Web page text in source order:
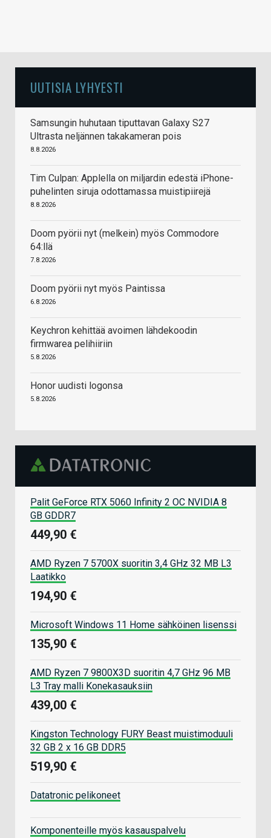
UUTISIA LYHYESTI
Samsungin huhutaan tiputtavan Galaxy S27
Ultrasta neljännen takakameran pois
8.8.2026
Tim Culpan: Applella on miljardin edestä iPhone-
puhelinten siruja odottamassa muistipiirejä
8.8.2026
Doom pyörii nyt (melkein) myös Commodore
64:llä
7.8.2026
Doom pyörii nyt myös Paintissa
6.8.2026
Keychron kehittää avoimen lähdekoodin
firmwarea pelihiiriin
5.8.2026
Honor uudisti logonsa
5.8.2026
Palit GeForce RTX 5060 Infinity 2 OC NVIDIA 8
GB GDDR7
449,90 €
AMD Ryzen 7 5700X suoritin 3,4 GHz 32 MB L3
Laatikko
194,90 €
Microsoft Windows 11 Home sähköinen lisenssi
135,90 €
AMD Ryzen 7 9800X3D suoritin 4,7 GHz 96 MB
L3 Tray malli Konekasauksiin
439,00 €
Kingston Technology FURY Beast muistimoduuli
32 GB 2 x 16 GB DDR5
519,90 €
Datatronic pelikoneet
Komponenteille myös kasauspalvelu